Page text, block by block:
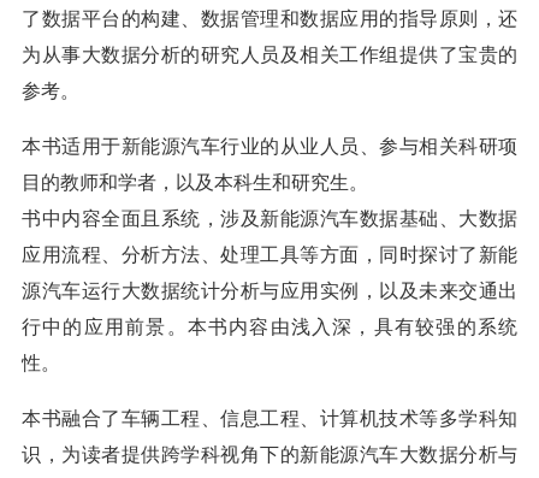
了数据平台的构建、数据管理和数据应用的指导原则，还
为从事大数据分析的研究人员及相关工作组提供了宝贵的
参考。
本书适用于新能源汽车行业的从业人员、参与相关科研项
目的教师和学者，以及本科生和研究生。
书中内容全面且系统，涉及新能源汽车数据基础、大数据
应用流程、分析方法、处理工具等方面，同时探讨了新能
源汽车运行大数据统计分析与应用实例，以及未来交通出
行中的应用前景。本书内容由浅入深，具有较强的系统
性。
本书融合了车辆工程、信息工程、计算机技术等多学科知
识，为读者提供跨学科视角下的新能源汽车大数据分析与